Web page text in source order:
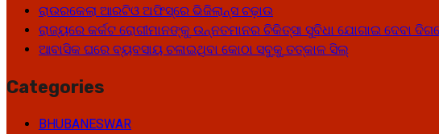
ରାଉରକେଲା ଆରଟିଓ ଅଫିସ୍‌ରେ ଭିଜିଲାନ୍ସ ଚଢ଼ାଉ
ରାଜ୍ୟରେ କର୍କଟ ରୋଗୀମାନଙ୍କୁ ଉନ୍ନତମାନର ଚିକିତ୍ସା ସୁବିଧା ଯୋଗାଇ ଦେବା
ଆବାସିକ ଘରେ ବ୍ୟବସାୟ ଚଳାଇଥିବା କୋଠା ସବୁକୁ ତତ୍କାଳ ସିଲ୍‌
Categories
BHUBANESWAR